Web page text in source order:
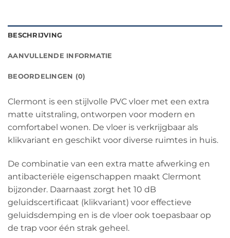
BESCHRIJVING
AANVULLENDE INFORMATIE
BEOORDELINGEN (0)
Clermont is een stijlvolle PVC vloer met een extra
matte uitstraling, ontworpen voor modern en
comfortabel wonen. De vloer is verkrijgbaar als
klikvariant en geschikt voor diverse ruimtes in huis.
De combinatie van een extra matte afwerking en
antibacteriële eigenschappen maakt Clermont
bijzonder. Daarnaast zorgt het 10 dB
geluidscertificaat (klikvariant) voor effectieve
geluidsdemping en is de vloer ook toepasbaar op
de trap voor één strak geheel.